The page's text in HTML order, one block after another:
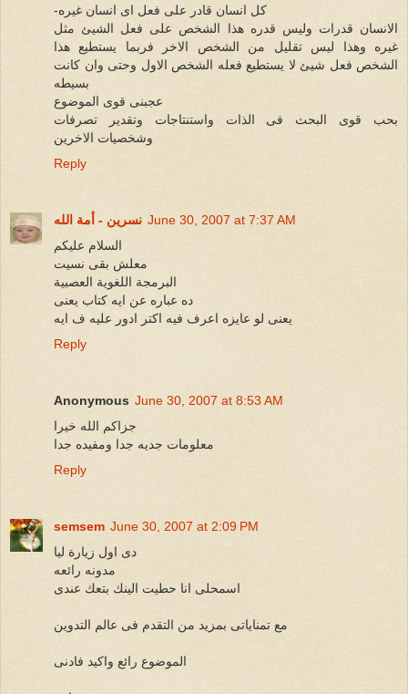
-كل انسان قادر على فعل اى انسان غيره
الانسان قدرات وليس قدره هذا الشخص على فعل الشيئ مثل
غيره وهذا ليس تقليل من الشخص الاخر فربما يستطيع هذا
الشخص فعل شيئ لا يستطيع فعله الشخص الاول وحتى وان كانت
بسيطه
عجبنى قوى الموضوع
بحب قوى البحث فى الذات واستنتاجات وتقدير تصرفات
وشخصيات الاخرين
Reply
نسرين - أمة الله June 30, 2007 at 7:37 AM
السلام عليكم
معلش بقى نسيت
البرمجة اللغوية العصبية
ده عباره عن ايه كتاب يعنى
يعنى لو عايزه اعرف فيه اكتر ادور عليه ف ايه
Reply
Anonymous June 30, 2007 at 8:53 AM
جزاكم الله خيرا
معلومات جديه جدا ومفيده جدا
Reply
semsem June 30, 2007 at 2:09 PM
دى اول زيارة ليا
مدونه رائعه
اسمحلى انا حطيت الينك بتعك عندى
مع تمناياتى بمزيد من التقدم فى عالم التدوين
الموضوع رائع واكيد فادنى